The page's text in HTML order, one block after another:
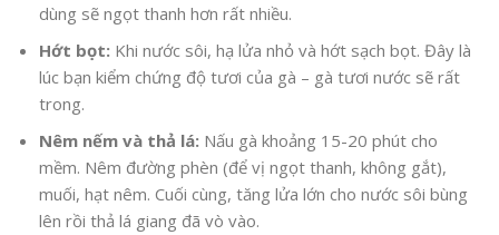
dùng sẽ ngọt thanh hơn rất nhiều.
Hớt bọt: Khi nước sôi, hạ lửa nhỏ và hớt sạch bọt. Đây là
lúc bạn kiểm chứng độ tươi của gà – gà tươi nước sẽ rất
trong.
Nêm nếm và thả lá: Nấu gà khoảng 15-20 phút cho
mềm. Nêm đường phèn (để vị ngọt thanh, không gắt),
muối, hạt nêm. Cuối cùng, tăng lửa lớn cho nước sôi bùng
lên rồi thả lá giang đã vò vào.